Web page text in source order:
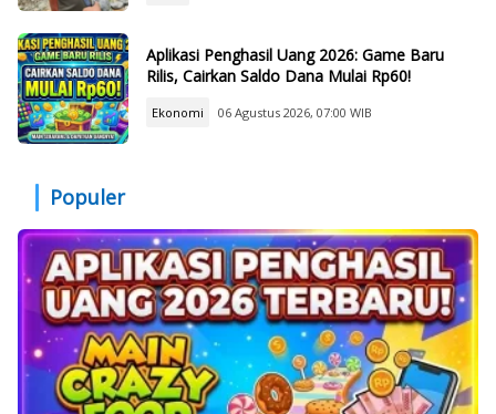
Aplikasi Penghasil Uang 2026: Game Baru
Rilis, Cairkan Saldo Dana Mulai Rp60!
Ekonomi 06 Agustus 2026, 07:00 WIB
Populer